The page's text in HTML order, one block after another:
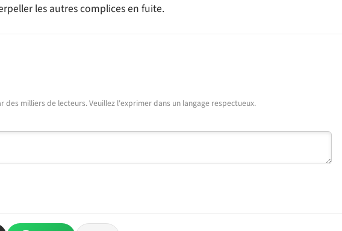
les autres complices en fuite.
des milliers de lecteurs. Veuillez l'exprimer dans un langage respectueux.